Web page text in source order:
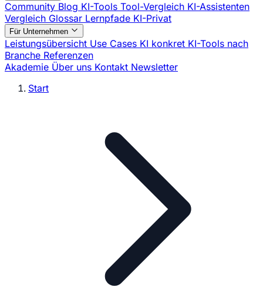
Community Blog KI-Tools Tool-Vergleich KI-Assistenten
Vergleich Glossar Lernpfade KI-Privat
Für Unternehmen
Leistungsübersicht Use Cases KI konkret KI-Tools nach
Branche Referenzen
Akademie Über uns Kontakt Newsletter
Start